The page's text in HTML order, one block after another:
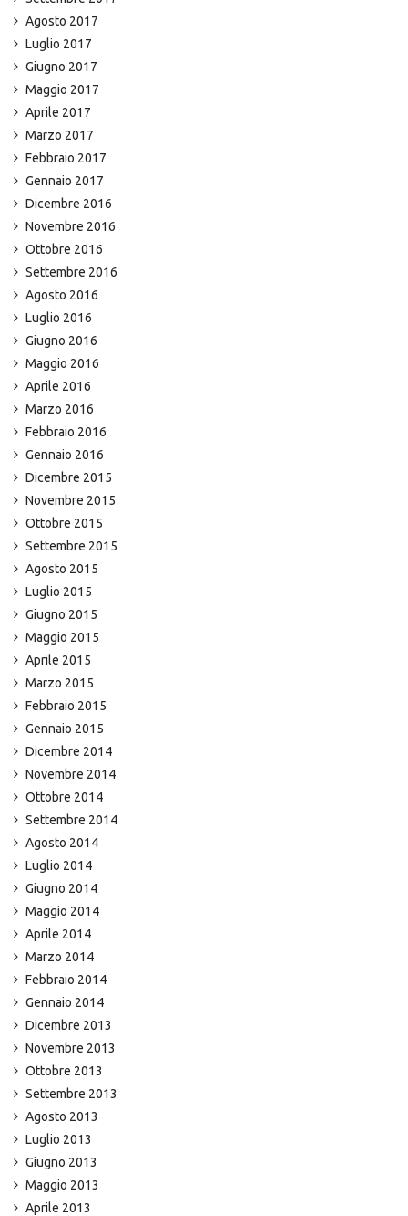
Agosto 2017
Luglio 2017
Giugno 2017
Maggio 2017
Aprile 2017
Marzo 2017
Febbraio 2017
Gennaio 2017
Dicembre 2016
Novembre 2016
Ottobre 2016
Settembre 2016
Agosto 2016
Luglio 2016
Giugno 2016
Maggio 2016
Aprile 2016
Marzo 2016
Febbraio 2016
Gennaio 2016
Dicembre 2015
Novembre 2015
Ottobre 2015
Settembre 2015
Agosto 2015
Luglio 2015
Giugno 2015
Maggio 2015
Aprile 2015
Marzo 2015
Febbraio 2015
Gennaio 2015
Dicembre 2014
Novembre 2014
Ottobre 2014
Settembre 2014
Agosto 2014
Luglio 2014
Giugno 2014
Maggio 2014
Aprile 2014
Marzo 2014
Febbraio 2014
Gennaio 2014
Dicembre 2013
Novembre 2013
Ottobre 2013
Settembre 2013
Agosto 2013
Luglio 2013
Giugno 2013
Maggio 2013
Aprile 2013